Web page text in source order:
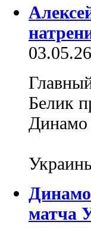
Белик
Динамо
матча